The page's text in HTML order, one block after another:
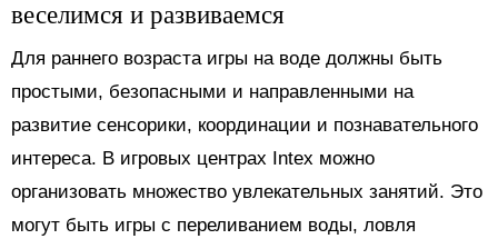
веселимся и развиваемся
Для раннего возраста игры на воде должны быть
простыми, безопасными и направленными на
развитие сенсорики, координации и познавательного
интереса. В игровых центрах Intex можно
организовать множество увлекательных занятий. Это
могут быть игры с переливанием воды, ловля